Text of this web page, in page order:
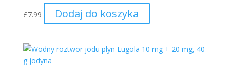
£7.99 Dodaj do koszyka